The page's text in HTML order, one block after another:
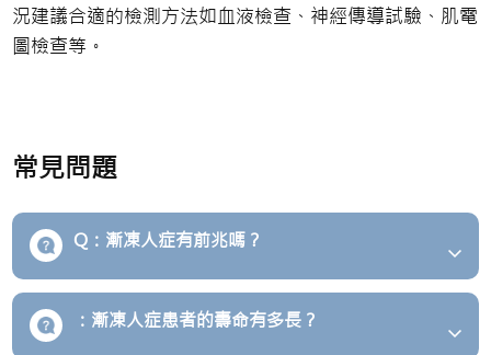
況建議合適的檢測方法如血液檢查、神經傳導試驗、肌電
圖檢查等。
常見問題
Q：漸凍人症有前兆嗎？
：漸凍人症患者的壽命有多長？